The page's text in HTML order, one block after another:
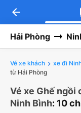
arrow_back
Hải Phòng
Vé xe khách xe đi
từ Hải Phòng
Vé xe Ghế ngồi
Ninh Bình: 10